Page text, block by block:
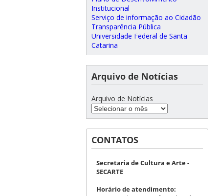
Institucional
Serviço de informação ao Cidadão
Transparência Pública
Universidade Federal de Santa
Catarina
Arquivo de Notícias
Arquivo de Notícias
CONTATOS
Secretaria de Cultura e Arte -
SECARTE
Horário de atendimento: